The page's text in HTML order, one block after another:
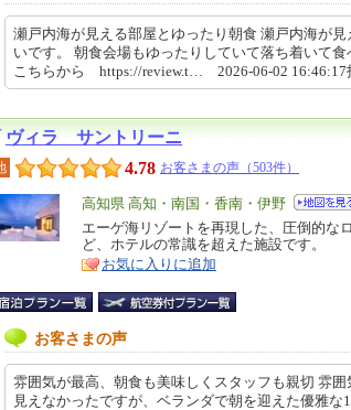
瀬戸内海が見える部屋とゆったり朝食 瀬戸内海が
いです。 朝食会場もゆったりしていて落ち着いて
こちらから https://review.t… 2026-06-02 16:46:17
ヴィラ サントリーニ
4.78 お客さまの声（503件）
エ
リ
ア
高知県 高知・南国・香南・伊野
特
徴
エーゲ海リゾートを再現した、圧倒的な
ど、ホテルの常識を超えた施設です。
お気に入りに追加
お客さまの声
雰囲気が最高、朝食も美味しくスタッフも親切 雰
見えなかったですが、ベランダで朝を迎えた優雅な